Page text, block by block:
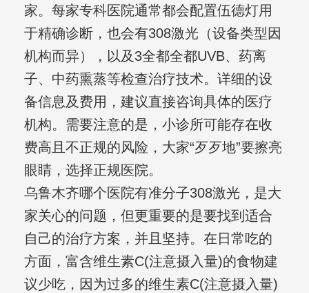
家。每家专科医院通常都会配置伍德灯用
于精确诊断，也会有308激光（设备类型因
机构而异），以及3全都全都UVB、药离
子、中药熏蒸等检查治疗技术。详细的设
备信息及费用，建议直接咨询具体的医疗
机构。需要注意的是，小诊所可能存在收
费高且不正规的风险，大家“歹歹地”要擦亮
眼睛，选择正规医院。
乌鲁木齐哪个医院有准分子308激光，是大
家关心的问题，但更重要的是要找到适合
自己的治疗方案，并且坚持。在日常吃的
方面，富含维生素C(注意摄入量)的食物建
议少吃，因为过多的维生素C(注意摄入量)